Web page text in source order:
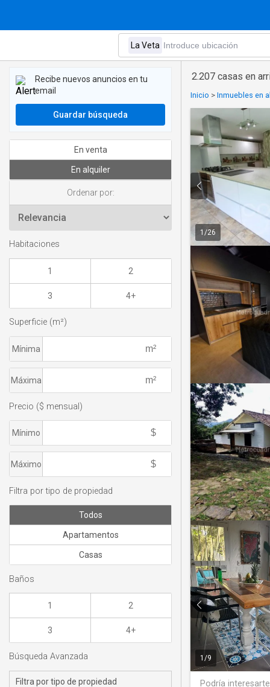
2.207 casas en
Inicio > Inmuebles en
1 /26
1 /9
Podría
Recibe nuevos anuncios en tu
email
Guardar búsqueda
En venta
En alquiler
Ordenar por:
Habitaciones
1 2
3 4+
Superficie (m²)
Mínima
Máxima
Precio ($ mensual)
Mínimo
Máximo
Filtra por tipo de propiedad
Todos
Apartamentos
Casas
Baños
1 2
3 4+
Búsqueda Avanzada
Filtra por tipo de propiedad